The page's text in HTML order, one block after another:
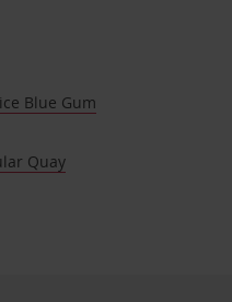
Blue Gum
Quay